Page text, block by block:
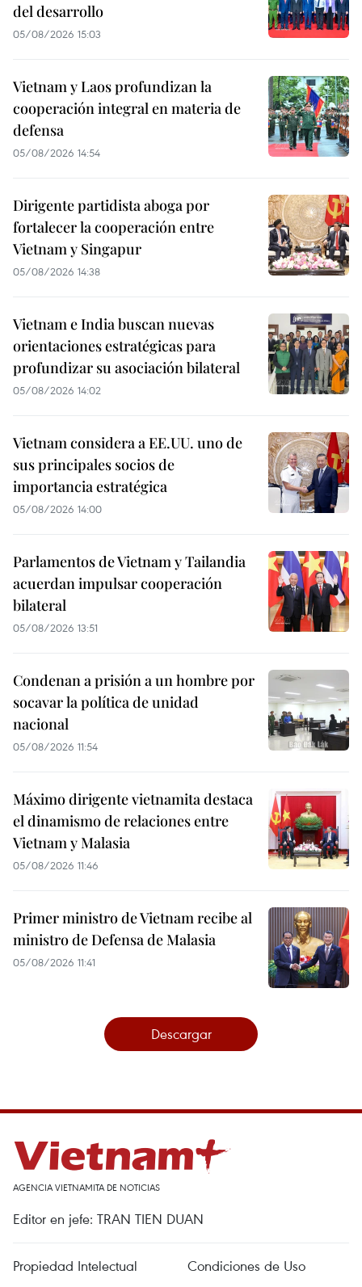
del desarrollo
05/08/2026 15:03
Vietnam y Laos profundizan la
cooperación integral en materia de
defensa
05/08/2026 14:54
Dirigente partidista aboga por
fortalecer la cooperación entre
Vietnam y Singapur
05/08/2026 14:38
Vietnam e India buscan nuevas
orientaciones estratégicas para
profundizar su asociación bilateral
05/08/2026 14:02
Vietnam considera a EE.UU. uno de
sus principales socios de
importancia estratégica
05/08/2026 14:00
Parlamentos de Vietnam y Tailandia
acuerdan impulsar cooperación
bilateral
05/08/2026 13:51
Condenan a prisión a un hombre por
socavar la política de unidad
nacional
05/08/2026 11:54
Máximo dirigente vietnamita destaca
el dinamismo de relaciones entre
Vietnam y Malasia
05/08/2026 11:46
Primer ministro de Vietnam recibe al
ministro de Defensa de Malasia
05/08/2026 11:41
Descargar
AGENCIA VIETNAMITA DE NOTICIAS
Editor en jefe: TRAN TIEN DUAN
Propiedad Intelectual
Condiciones de Uso